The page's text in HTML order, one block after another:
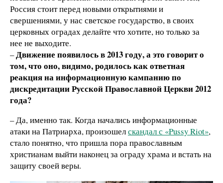
Россия стоит перед новыми открытиями и
свершениями, у нас светское государство, в своих
церковных оградах делайте что хотите, но только за
нее не выходите.
–Движение появилось в 2013 году, а это говорит о
том, что оно, видимо, родилось как ответная
реакция на информационную кампанию по
дискредитации Русской Православной Церкви 2012
года?
– Да, именно так. Когда начались информационные
атаки на Патриарха, произошелскандал с «Pussy Riot»,
стало понятно, что пришла пора православным
христианам выйти наконец за ограду храма и встать на
защиту своей веры.